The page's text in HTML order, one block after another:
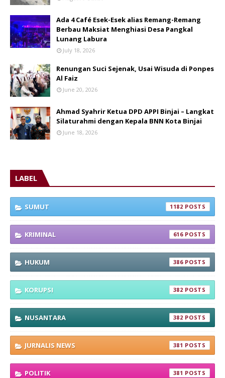
Ada 4 Café Esek-Esek alias Remang-Remang
Berbau Maksiat Menghiasi Desa Pangkal
Lunang Labura
July 18, 2026
Renungan Suci Sejenak, Usai Wisuda di Ponpes
Al Faiz
June 20, 2026
Ahmad Syahrir Ketua DPD APPI Binjai – Langkat
Silaturahmi dengan Kepala BNN Kota Binjai
June 18, 2026
LABEL
SUMUT 1182
KRIMINAL 616
HUKUM 386
KORUPSI 382
NUSANTARA 382
JURNALIS NEWS 381
POLITIK 381